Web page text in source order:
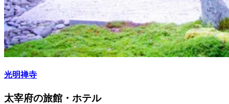
光明禅寺
太宰府の旅館・ホテル